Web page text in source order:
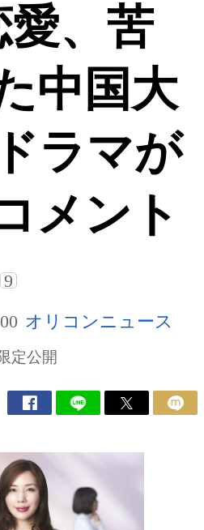
愛、苦
中国大
ラマが
メント
9
オリコンニュース
定公開